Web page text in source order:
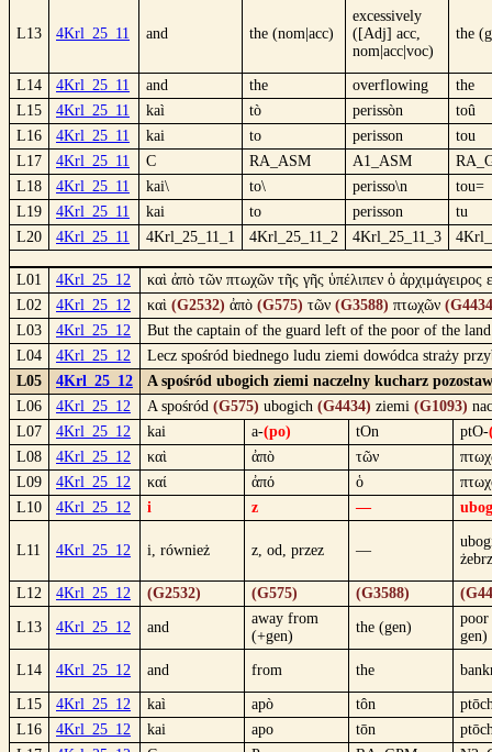
L13 4Krl_25_11 and the (nom|acc)
excessively
([Adj] acc,
nom|acc|voc)
the
L14 4Krl_25_11 and the overflowing
the
L15
4Krl_25_11 kaì tò perissòn
toû
L16
4Krl_25_11 kai to perisson
tou
L17
4Krl_25_11 C RA_ASM A1_ASM
L18
4Krl_25_11 kai\ to\ perisso\n
tou=
L19
4Krl_25_11 kai to perisson
tu
L20
4Krl_25_11 4Krl_25_11_1 4Krl_25_11_2 4Krl_25_11_3
L01 4Krl_25_12
καὶ ἀπὸ τῶν πτωχῶν τῆς γῆς ὑπέλιπεν ὁ ἀρχιμάγειρος
L02
4Krl_25_12 καὶ (G2532) ἀπὸ (G575) τῶν (G3588) πτωχῶν
L03
4Krl_25_12
But the captain of the guard left of the poor of the
L04
4Krl_25_12
Lecz spośród biednego ludu ziemi dowódca straży
L05
4Krl_25_12
A spośród ubogich ziemi naczelny kucharz
L06
4Krl_25_12 A spośród (G575) ubogich (G4434) ziemi (G1093)
L07
4Krl_25_12 kai a-(po) tOn ptO-
L08
4Krl_25_12 καὶ ἀπὸ τῶν
L09
4Krl_25_12 καί ἀπό ὁ
L10
4Krl_25_12 i z —
L11 4Krl_25_12 i, również z, od, przez —
L12 4Krl_25_12 (G2532) (G575) (G3588)
L13 4Krl_25_12 and
away from
(+gen)
the (gen)
gen)
L14 4Krl_25_12 and from the
L15 4Krl_25_12 kaì apò tôn
L16
4Krl_25_12 kai apo tōn